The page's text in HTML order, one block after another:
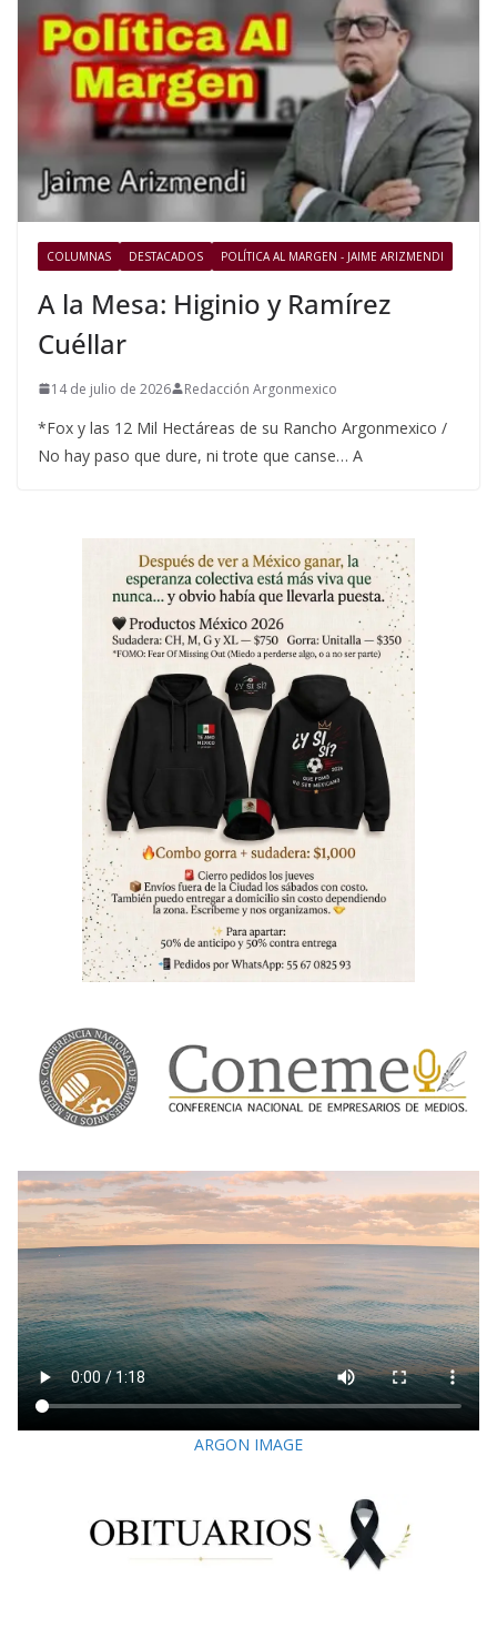
COLUMNAS DESTACADOS POLÍTICA AL MARGEN - JAIME ARIZMENDI
A la Mesa: Higinio y Ramírez
Cuéllar
14 de julio de 2026 Redacción Argonmexico
*Fox y las 12 Mil Hectáreas de su Rancho Argonmexico /
No hay paso que dure, ni trote que canse… A
ARGON IMAGE